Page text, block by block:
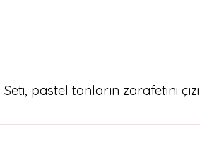
pastel tonların zarafetini